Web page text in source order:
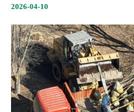
2026-04-10